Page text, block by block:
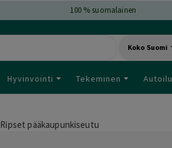
100 % suomalainen
Koko Suomi
Hyvinvointi Tekeminen Autoilu
Ripset pääkaupunkiseutu